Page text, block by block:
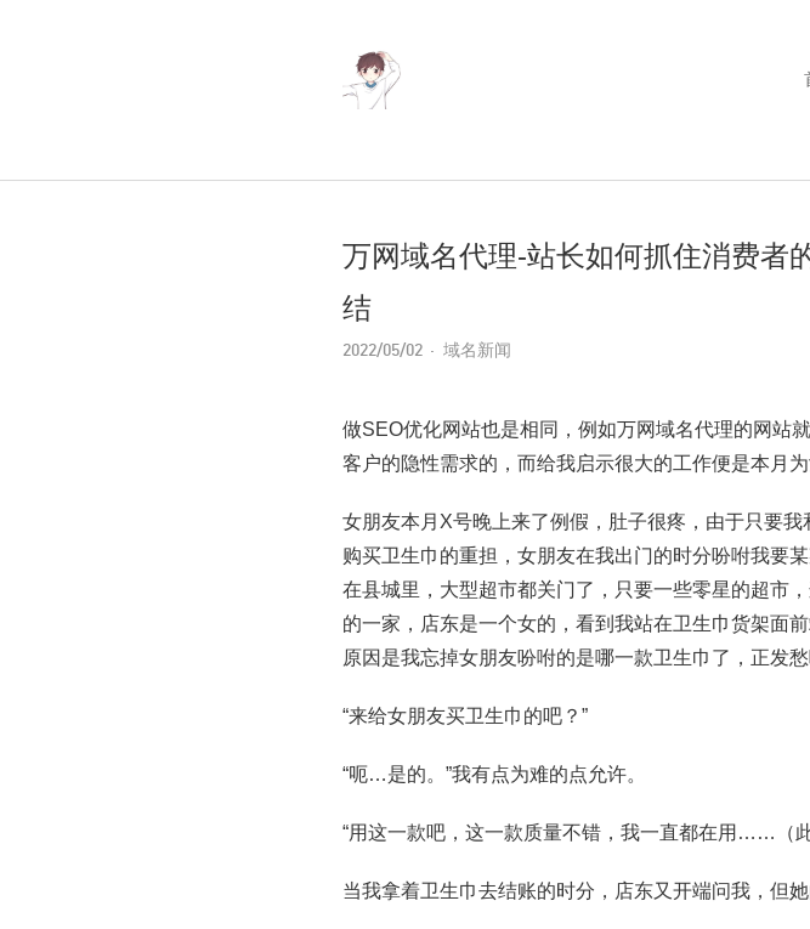
万网域名代理-站长如何抓住消费者
结
2022/05/02 域名新闻
做SEO优化网站也是相同，例如万网域名代理的网站
客户的隐性需求的，而给我启示很大的工作便是本月
女朋友本月X号晚上来了例假，肚子很疼，由于只要
购买卫生巾的重担，女朋友在我出门的时分吩咐我要
在县城里，大型超市都关门了，只要一些零星的超市
的一家，店东是一个女的，看到我站在卫生巾货架面
原因是我忘掉女朋友吩咐的是哪一款卫生巾了，正发愁
“来给女朋友买卫生巾的吧？”
“呃…是的。”我有点为难的点允许。
“用这一款吧，这一款质量不错，我一直都在用……（
当我拿着卫生巾去结账的时分，店东又开端问我，但